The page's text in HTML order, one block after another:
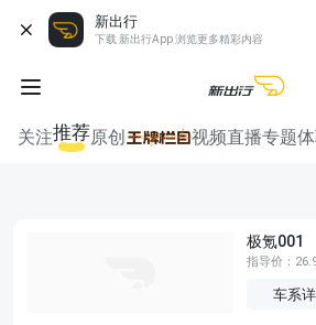
新出行
下载 新出行App 浏览更多精彩内容
关注推荐原创 视频直播专题
极氪001
指导价：
车系